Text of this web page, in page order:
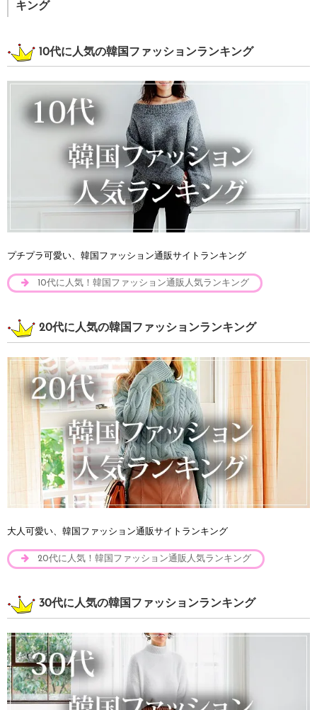
キング
10代に人気の韓国ファッションランキング
プチプラ可愛い、韓国ファッション通販サイトランキング
10代に人気！韓国ファッション通販人気ランキング
20代に人気の韓国ファッションランキング
大人可愛い、韓国ファッション通販サイトランキング
20代に人気！韓国ファッション通販人気ランキング
30代に人気の韓国ファッションランキング